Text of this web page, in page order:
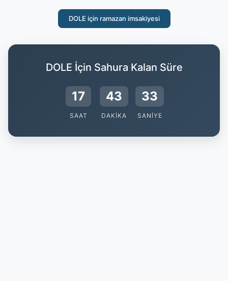
DOLE için ramazan imsakiyesi
DOLE İçin Sahura Kalan Süre
17
SAAT
43
DAKIKA
33
SANIYE